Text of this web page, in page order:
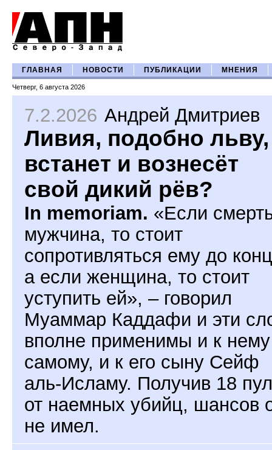
ГЛАВНАЯ НОВОСТИ ПУБЛИКАЦИИ МНЕНИЯ
Четверг, 6 августа 2026
7.2.2026 Андрей Дмитриев
Ливия, подобно льву,
встанет и вознесёт
свой дикий рёв?
In memoriam. «Если
мужчина, то стоит
сопротивляться ему до
а если женщина, то стоит
уступить ей», – говорил
Муаммар Каддафи и эти
вполне применимы и к нему
самому, и к его сыну Сейф
аль-Исламу. Получив 18
от наемных убийц, шансов
не имел.